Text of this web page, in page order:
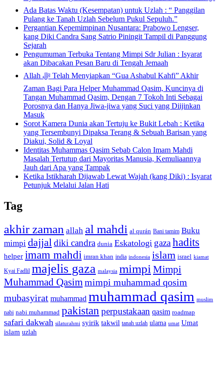
Ada Batas Waktu (Kesempatan) untuk Uzlah : “ Panggilan
Pulang ke Tanah Uzlah Sebelum Pukul Sepuluh.”
Pergantian Kepemimpinan Nusantara: Prabowo Lengser,
kang Diki Candra Sang Satrio Piningit Tampil di Panggung
Sejarah
Pengumuman Terbuka Tentang Mimpi Sdr Julian : Isyarat
akan Dibacakan Pesan Baru di Tengah Jemaah
Allah ﷻ Telah Menyiapkan “Gua Ashabul Kahfi” Akhir
Zaman Bagi Para Helper Muhammad Qasim, Kuncinya di
Tangan Muhammad Qasim, Dengan 7 Tokoh Inti Sebagai
Porosnya dan Hanya Jiwa-jiwa yang Suci yang Diijinkan
Masuk
Sorot Kamera Dunia akan Tertuju ke Bukit Lebah : Ketika
yang Tersembunyi Dipaksa Terang & Sebuah Barisan yang
Diakui, Solid & Loyal
Identitas Muhammas Qasim Sebab Calon Imam Mahdi
Masalah Tertutup dari Mayoritas Manusia, Kemuliaannya
Jauh dari Apa yang Tampak
Ketika Istikharah Dijawab Lewat Wajah (kang Diki) : Isyarat
Petunjuk Melalui Jalan Hati
Tag
akhir zaman allah al mahdi al qurán Bani tamim Buku
mimpi dajjal diki candra dunia Eskatologi gazahadits
helper imam mahdi imran khan india indonesia islam israel kiamat
Kyai Fadlil majelis gaza malaysia mimpi Mimpi
Muhammad Qasim mimpi muhammad qosim
mubasyirat muhammad muhammad qasim muslim
nabi nabi muhammad pakistan perpustakaan qasim roadmap
safari dakwah silaturahmi syirik takwil tanah uzlah ulama umat Umat
islam uzlah